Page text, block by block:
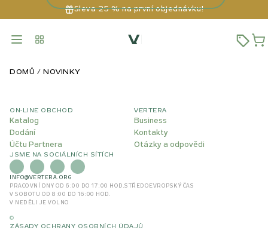
Sleva 25 % na první objednávku!
DOMŮ NOVINKY
ON-LINE OBCHOD
Katalog
Dodání
Účtu Partnera
VERTERA
Business
Kontakty
Otázky a odpovědi
JSME NA SOCIÁLNÍCH SÍTÍCH
INFO@VERTERA.ORG
PRACOVNÍ DNY OD 6:00 DO 17:00 HOD.STŘEDOEVROPSKÝ ČAS
V SOBOTU OD 8:00 DO 16:00 HOD.
V NEDĚLI JE VOLNO
©
ZÁSADY OCHRANY OSOBNÍCH ÚDAJŮ